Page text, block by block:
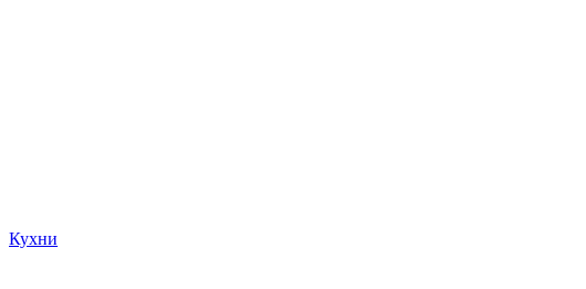
Кухни